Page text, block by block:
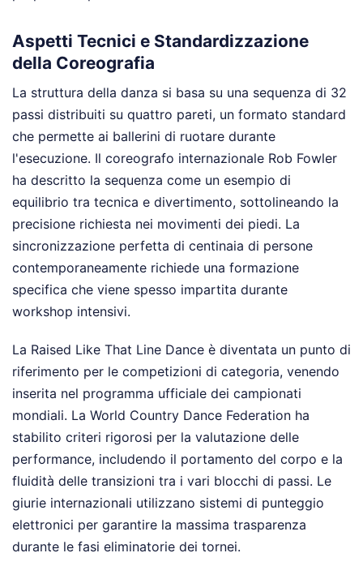
Aspetti Tecnici e Standardizzazione
della Coreografia
La struttura della danza si basa su una sequenza di 32
passi distribuiti su quattro pareti, un formato standard
che permette ai ballerini di ruotare durante
l'esecuzione. Il coreografo internazionale Rob Fowler
ha descritto la sequenza come un esempio di
equilibrio tra tecnica e divertimento, sottolineando la
precisione richiesta nei movimenti dei piedi. La
sincronizzazione perfetta di centinaia di persone
contemporaneamente richiede una formazione
specifica che viene spesso impartita durante
workshop intensivi.
La Raised Like That Line Dance è diventata un punto di
riferimento per le competizioni di categoria, venendo
inserita nel programma ufficiale dei campionati
mondiali. La World Country Dance Federation ha
stabilito criteri rigorosi per la valutazione delle
performance, includendo il portamento del corpo e la
fluidità delle transizioni tra i vari blocchi di passi. Le
giurie internazionali utilizzano sistemi di punteggio
elettronici per garantire la massima trasparenza
durante le fasi eliminatorie dei tornei.